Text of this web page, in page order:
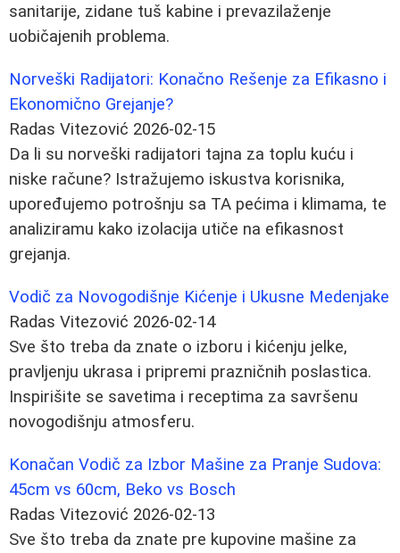
sanitarije, zidane tuš kabine i prevazilaženje
uobičajenih problema.
Norveški Radijatori: Konačno Rešenje za Efikasno i
Ekonomično Grejanje?
Radas Vitezović 2026-02-15
Da li su norveški radijatori tajna za toplu kuću i
niske račune? Istražujemo iskustva korisnika,
upoređujemo potrošnju sa TA pećima i klimama, te
analiziramu kako izolacija utiče na efikasnost
grejanja.
Vodič za Novogodišnje Kićenje i Ukusne Medenjake
Radas Vitezović 2026-02-14
Sve što treba da znate o izboru i kićenju jelke,
pravljenju ukrasa i pripremi prazničnih poslastica.
Inspirišite se savetima i receptima za savršenu
novogodišnju atmosferu.
Konačan Vodič za Izbor Mašine za Pranje Sudova:
45cm vs 60cm, Beko vs Bosch
Radas Vitezović 2026-02-13
Sve što treba da znate pre kupovine mašine za